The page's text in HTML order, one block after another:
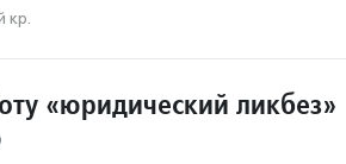
кр.
«юридический ликбез»